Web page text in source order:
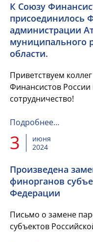
К Союзу
присоединилось
администрации
муниципального
области.
Приветствуем
Финансистов
сотрудничество!
Подробнее…
3
июня
2024
Произведена
финорганов
Федерации
Письмо о замене
субъектов